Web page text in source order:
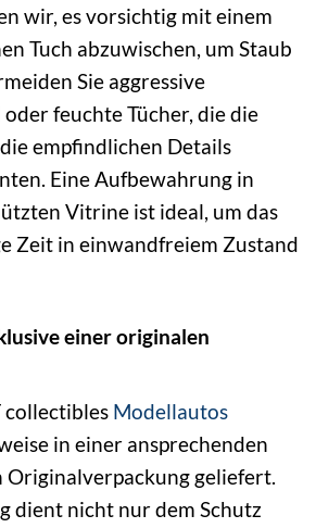
wir, es vorsichtig mit einem
Tuch abzuwischen, um Staub
Sie aggressive
feuchte Tücher, die die
empfindlichen Details
Eine Aufbewahrung in
Vitrine ist ideal, um das
Zeit in einwandfreiem Zustand
einer originalen
collectibles Modellautos
in einer ansprechenden
Originalverpackung geliefert.
dient nicht nur dem Schutz